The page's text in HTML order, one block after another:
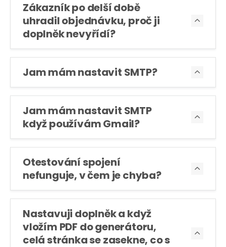
Zákazník po delší době
uhradil objednávku, proč ji
doplněk nevyřídí?

Jam mám nastavit SMTP? 
Jam mám nastavit SMTP
když používám Gmail?

Otestování spojení
nefunguje, v čem je chyba?

Nastavuji doplněk a když
vložím PDF do generátoru,
celá stránka se zasekne, co s
